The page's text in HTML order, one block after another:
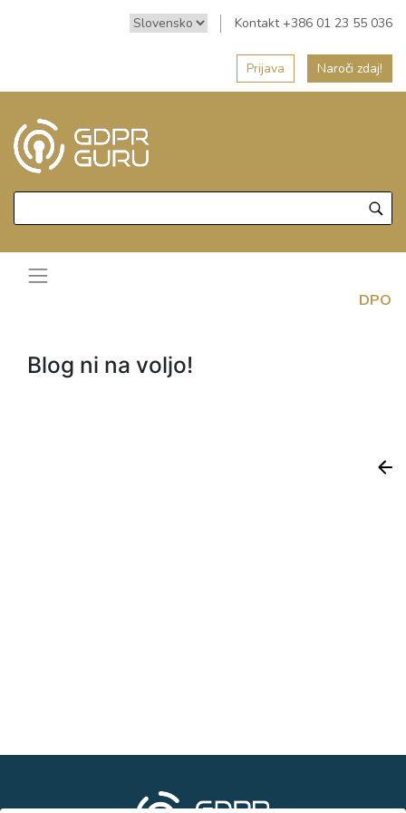
Kontakt +386 01 23 55 036
Prijava Naroči zdaj!
DPO
Blog ni na voljo!